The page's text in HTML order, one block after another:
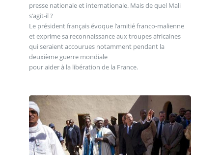
presse nationale et internationale. Mais de quel Mali
s’agit-il ?
Le président français évoque l’amitié franco-malienne
et exprime sa reconnaissance aux troupes africaines
qui seraient accourues notamment pendant la
deuxième guerre mondiale
pour aider à la libération de la France.